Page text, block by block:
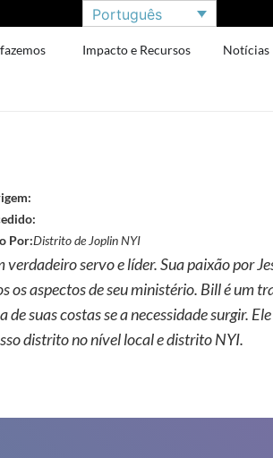
Português
Impacto e Recursos Notícias
Por:Distrito de Joplin NYI
verdadeiro servo e líder. Sua paixão por
os aspectos de seu ministério. Bill é um
de suas costas se a necessidade surgir.
distrito no nível local e distrito NYI.